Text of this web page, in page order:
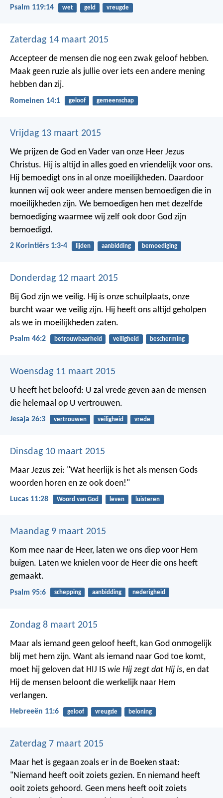
Psalm 119:14 wet geld vreugde
Zaterdag 14 maart 2015
Accepteer de mensen die nog een zwak geloof hebben.
Maak geen ruzie als jullie over iets een andere mening
hebben dan zij.
Romeinen 14:1 geloof gemeenschap
Vrijdag 13 maart 2015
We prijzen de God en Vader van onze Heer Jezus
Christus. Hij is altijd in alles goed en vriendelijk voor ons.
Hij bemoedigt ons in al onze moeilijkheden. Daardoor
kunnen wij ook weer andere mensen bemoedigen die in
moeilijkheden zijn. We bemoedigen hen met dezelfde
bemoediging waarmee wij zelf ook door God zijn
bemoedigd.
2 Korintiërs 1:3-4 lijden aanbidding bemoediging
Donderdag 12 maart 2015
Bij God zijn we veilig. Hij is onze schuilplaats, onze
burcht waar we veilig zijn. Hij heeft ons altijd geholpen
als we in moeilijkheden zaten.
Psalm 46:2 betrouwbaarheid veiligheid bescherming
Woensdag 11 maart 2015
U heeft het beloofd: U zal vrede geven aan de mensen
die helemaal op U vertrouwen.
Jesaja 26:3 vertrouwen veiligheid vrede
Dinsdag 10 maart 2015
Maar Jezus zei: "Wat heerlijk is het als mensen Gods
woorden horen en ze ook doen!"
Lucas 11:28 Woord van God leven luisteren
Maandag 9 maart 2015
Kom mee naar de Heer, laten we ons diep voor Hem
buigen. Laten we knielen voor de Heer die ons heeft
gemaakt.
Psalm 95:6 schepping aanbidding nederigheid
Zondag 8 maart 2015
Maar als iemand geen geloof heeft, kan God onmogelijk
blij met hem zijn. Want als iemand naar God toe komt,
moet hij geloven dat HIJ IS wie Hij zegt dat Hij is, en dat
Hij de mensen beloont die werkelijk naar Hem
verlangen.
Hebreeën 11:6 geloof vreugde beloning
Zaterdag 7 maart 2015
Maar het is gegaan zoals er in de Boeken staat:
"Niemand heeft ooit zoiets gezien. En niemand heeft
ooit zoiets gehoord. Geen mens heeft ooit zoiets